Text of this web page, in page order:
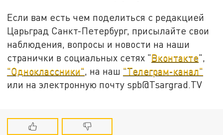
Если вам есть чем поделиться с редакцией
Царьград Санкт-Петербург, присылайте свои
наблюдения, вопросы и новости на наши
странички в социальных сетях "Вконтакте",
"Одноклассники" , на наш "Телеграм-канал"
или на электронную почту spb@Tsargrad.TV